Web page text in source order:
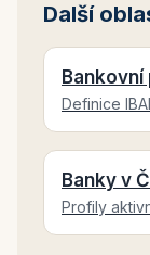
Další
Definice
Banky v
Profily